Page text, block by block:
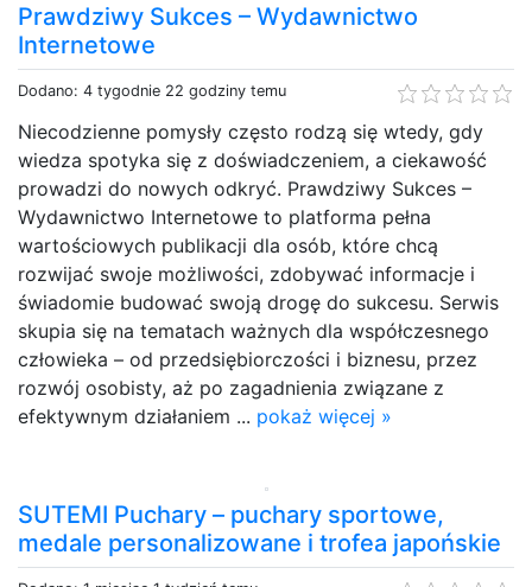
Prawdziwy Sukces – Wydawnictwo
Internetowe
Dodano: 4 tygodnie 22 godziny temu
Niecodzienne pomysły często rodzą się wtedy, gdy
wiedza spotyka się z doświadczeniem, a ciekawość
prowadzi do nowych odkryć. Prawdziwy Sukces –
Wydawnictwo Internetowe to platforma pełna
wartościowych publikacji dla osób, które chcą
rozwijać swoje możliwości, zdobywać informacje i
świadomie budować swoją drogę do sukcesu. Serwis
skupia się na tematach ważnych dla współczesnego
człowieka – od przedsiębiorczości i biznesu, przez
rozwój osobisty, aż po zagadnienia związane z
efektywnym działaniem ... pokaż więcej »
SUTEMI Puchary – puchary sportowe,
medale personalizowane i trofea japońskie